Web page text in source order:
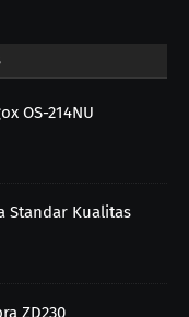
OS-214NU
Standar Kualitas
ZD230